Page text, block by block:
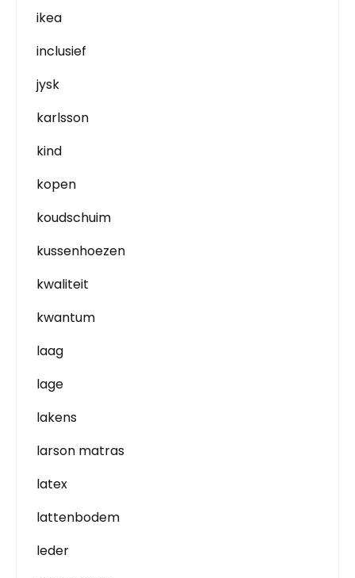
ikea
inclusief
jysk
karlsson
kind
kopen
koudschuim
kussenhoezen
kwaliteit
kwantum
laag
lage
lakens
larson matras
latex
lattenbodem
leder